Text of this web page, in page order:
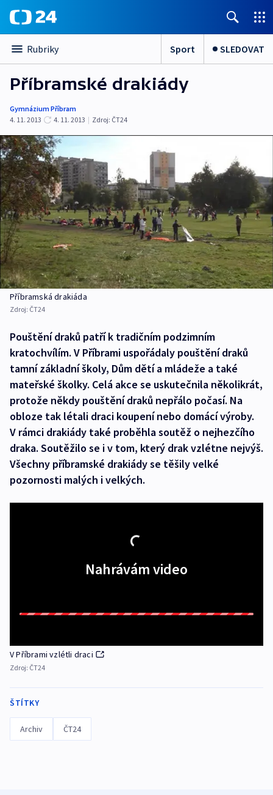
Rubriky Sport SLEDOVAT
Příbramské drakiády
Gymnázium Příbram
4. 11. 2013
4. 11. 2013 | Zdroj: ČT24
Příbramská drakiáda
Zdroj: ČT24
Pouštění draků patří k tradičním podzimním
kratochvílím. V Příbrami uspořádaly pouštění draků
tamní základní školy, Dům dětí a mládeže a také
mateřské školky. Celá akce se uskutečnila několikrát,
protože někdy pouštění draků nepřálo počasí. Na
obloze tak létali draci koupení nebo domácí výroby.
V rámci drakiády také proběhla soutěž o nejhezčího
draka. Soutěžilo se i v tom, který drak vzlétne nejvýš.
Všechny příbramské drakiády se těšily velké
pozornosti malých i velkých.
Nahrávám video
V Příbrami vzlétli draci
Zdroj: ČT24
ŠTÍTKY
Archiv ČT24